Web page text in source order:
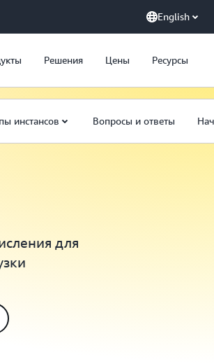
English
Решения Цены Ресурсы
инстансов Вопросы и ответы
для